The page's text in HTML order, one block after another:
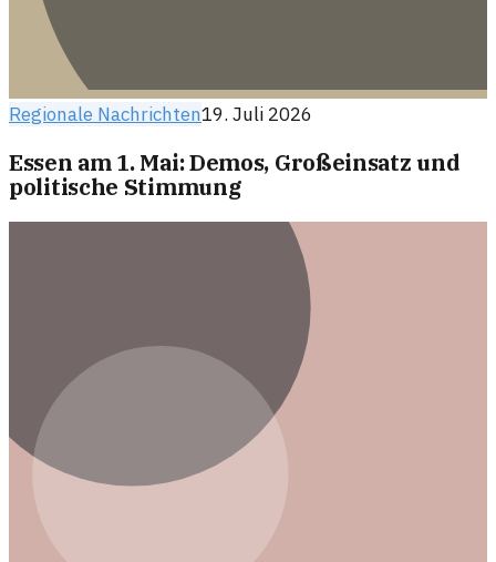
Regionale Nachrichten19. Juli 2026
Essen am 1. Mai: Demos, Großeinsatz und
politische Stimmung